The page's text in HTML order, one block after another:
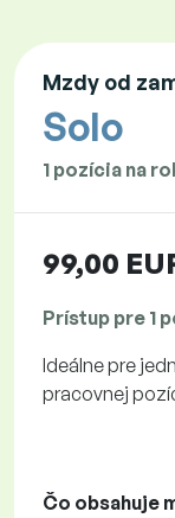
Mzdy od
Solo
1 pozícia na
99,00
Prístup pre 1
Ideálne pre
pracovnej
Čo obsahuje